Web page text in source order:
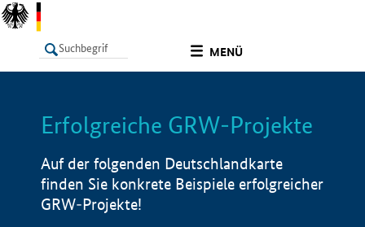
MENÜ
LISTE Info
Erfolgreiche GRW-Projekte
Auf der folgenden Deutschlandkarte
finden Sie konkrete Beispiele erfolgreicher
GRW-Projekte!